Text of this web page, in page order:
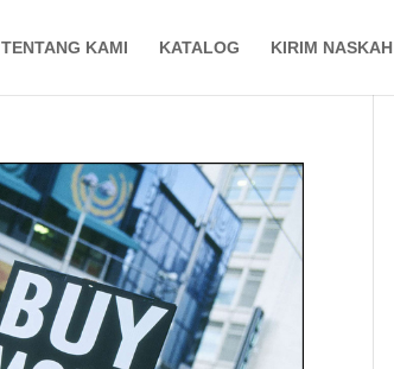
TENTANG KAMI KATALOG KIRIM NASKAH